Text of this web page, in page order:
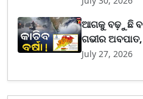
ଆଗକୁ ବଢ଼ୁଛି
ଗଭୀର
July 27, 2026